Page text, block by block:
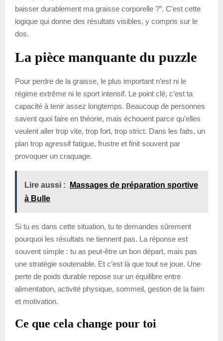
baisser durablement ma graisse corporelle ?”. C’est cette
logique qui donne des résultats visibles, y compris sur le
dos.
La pièce manquante du puzzle
Pour perdre de la graisse, le plus important n’est ni le
régime extrême ni le sport intensif. Le point clé, c’est ta
capacité à tenir assez longtemps. Beaucoup de personnes
savent quoi faire en théorie, mais échouent parce qu’elles
veulent aller trop vite, trop fort, trop strict. Dans les faits, un
plan trop agressif fatigue, frustre et finit souvent par
provoquer un craquage.
Lire aussi :
Massages de préparation sportive
à Bulle
Si tu es dans cette situation, tu te demandes sûrement
pourquoi les résultats ne tiennent pas. La réponse est
souvent simple : tu as peut-être un bon départ, mais pas
une stratégie soutenable. Et c’est là que tout se joue. Une
perte de poids durable repose sur un équilibre entre
alimentation, activité physique, sommeil, gestion de la faim
et motivation.
Ce que cela change pour toi